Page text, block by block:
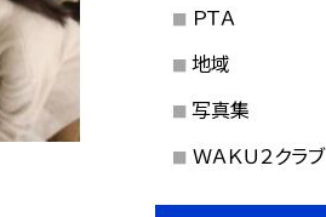
ＰＴＡ
地域
写真集
ＷＡＫＵ２クラブ